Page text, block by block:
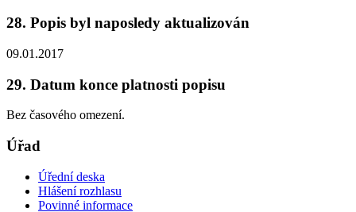
28. Popis byl naposledy aktualizován
09.01.2017
29. Datum konce platnosti popisu
Bez časového omezení.
Úřad
Úřední deska
Hlášení rozhlasu
Povinné informace